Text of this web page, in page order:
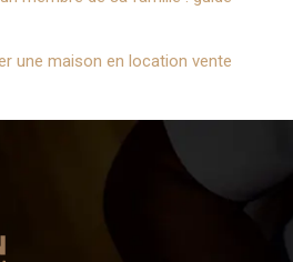
une maison en location vente